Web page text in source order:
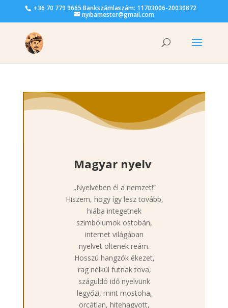
+36 70 779 9665 Bankszámlaszám: 11703006-20030872
nyibamester@gmail.com
Magyar nyelv
„Nyelvében él a nemzet!”
Hiszem, hogy így lesz tovább,
hiába integetnek
szimbólumok ostobán,
internet világában
nyelvet öltenek reám.
Hosszú hangzók ékezet,
rag nélkül futnak tova,
száguldó idő nyelvünk
legyőzi, mint mostoha,
orcátlan, hitehagyott,